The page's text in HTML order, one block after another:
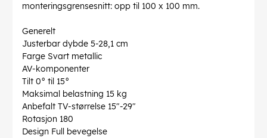
monteringsgrensesnitt: opp til 100 x 100 mm.
Generelt
Justerbar dybde 5-28,1 cm
Farge Svart metallic
AV-komponenter
Tilt 0° til 15°
Maksimal belastning 15 kg
Anbefalt TV-størrelse 15"-29"
Rotasjon 180
Design Full bevegelse